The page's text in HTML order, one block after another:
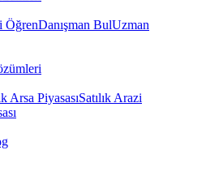
ÖğrenDanışman BulUzman
Arsa PiyasasıSatılık Arazi